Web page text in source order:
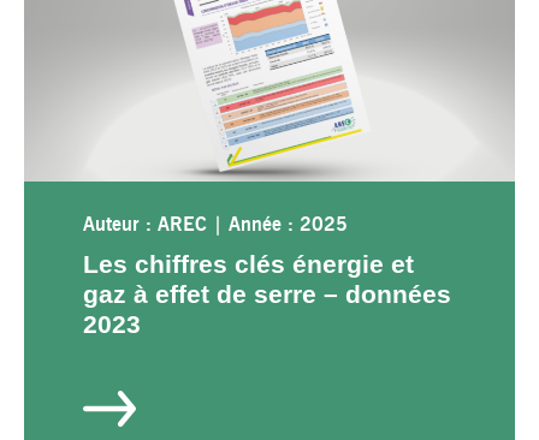
Auteur : AREC | Année : 2025
Les chiffres clés énergie et
gaz à effet de serre – données
2023